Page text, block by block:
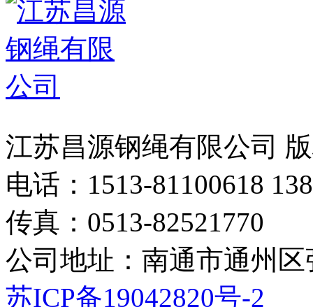
江苏昌源钢绳有限公司
电话：1513-81100618
传真：0513-82521770
公司地址：南通市通州
苏ICP备19042820号-2